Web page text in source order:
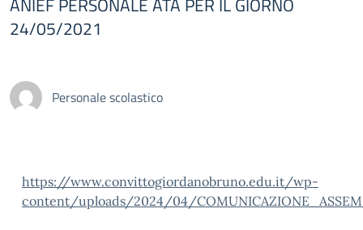
24/05/2021
Personale scolastico
https://www.convittogiordanobruno.edu.it/wp-
content/uploads/2024/04/